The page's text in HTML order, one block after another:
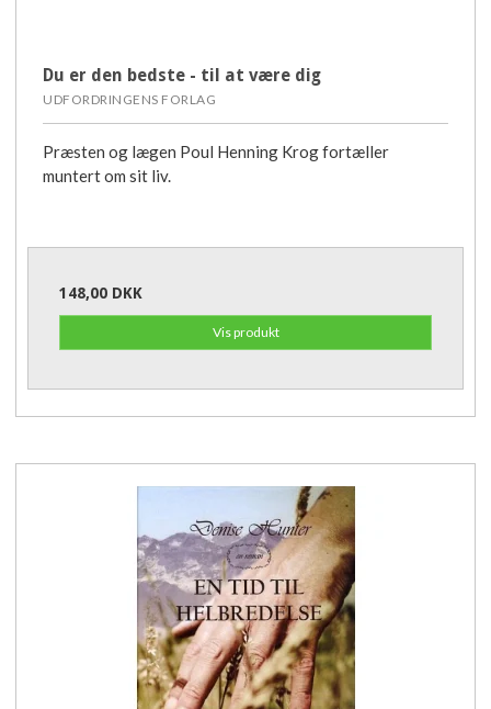
Du er den bedste - til at være dig
UDFORDRINGENS FORLAG
Præsten og lægen Poul Henning Krog fortæller
muntert om sit liv.
148,00 DKK
Vis produkt